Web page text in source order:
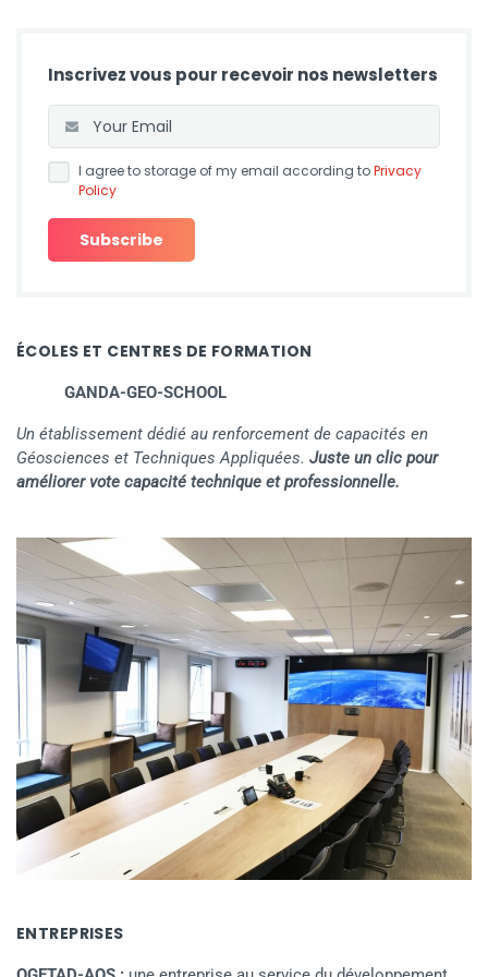
Inscrivez vous pour recevoir nos newsletters
I agree to storage of my email according toPrivacy
Policy
ÉCOLES ET CENTRES DE FORMATION
GANDA-GEO-SCHOOL
Un établissement dédié au renforcement de capacités en
Géosciences et Techniques Appliquées. Juste un clic pour
améliorer vote capacité technique et professionnelle.
ENTREPRISES